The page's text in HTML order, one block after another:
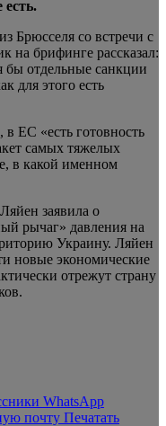
есть.
Брюсселя со встречи с
на брифинге рассказал:
бы отдельные санкции
для этого есть
ЕС «есть готовность
самых тяжелых
в какой именном
заявила о
рычаг» давления на
Украину. Ляйен
новые экономические
отрежут страну
WhatsApp
почту Печатать